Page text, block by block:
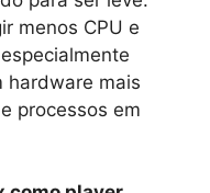
menos CPU e
hardware mais
processos em